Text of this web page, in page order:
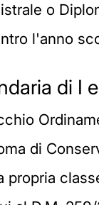
o
l'anno
di I
di
propria